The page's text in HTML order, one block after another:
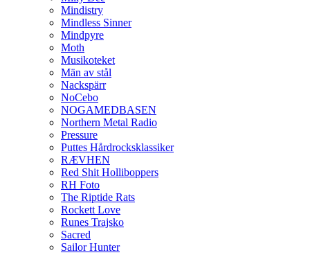
Mindistry
Mindless Sinner
Mindpyre
Moth
Musikoteket
Män av stål
Nackspärr
NoCebo
NOGAMEDBASEN
Northern Metal Radio
Pressure
Puttes Hårdrocksklassiker
RÆVHEN
Red Shit Holliboppers
RH Foto
The Riptide Rats
Rockett Love
Runes Trajsko
Sacred
Sailor Hunter